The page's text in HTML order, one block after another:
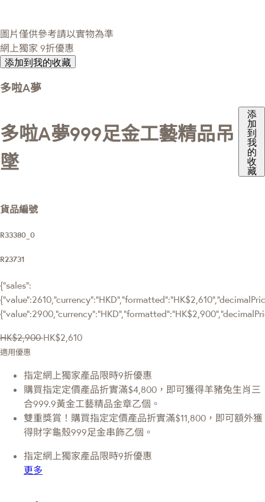
圖片僅供參考請以實物為準
網上獨家 9折優惠
添加到我的收藏
多啦A夢
多啦A夢999足金工藝精品吊
墜
添
加
到
我
的
收
藏
貨品編號
R33380_0
R23731
{"sales":
HK$2,900 HK$2,610
適用優惠
指定網上獨家產品限時9折優惠
購買指定定價產品折實滿$4,800，即可獲得羊豬兔生肖三
合999.9黃金工藝精品金章乙個。
雙重獎賞！購買指定定價產品折實滿$11,800，即可額外獲
得財字龜殼999足金串飾乙個。
指定網上獨家產品限時9折優惠
更多